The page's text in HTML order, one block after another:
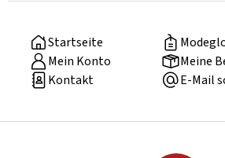
Startseite
Mein Konto
Meine
Kontakt
E-Mail